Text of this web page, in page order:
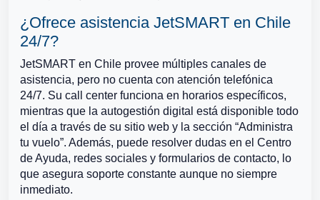
¿Ofrece asistencia JetSMART en Chile
24/7?
JetSMART en Chile provee múltiples canales de
asistencia, pero no cuenta con atención telefónica
24/7. Su call center funciona en horarios específicos,
mientras que la autogestión digital está disponible todo
el día a través de su sitio web y la sección “Administra
tu vuelo”. Además, puede resolver dudas en el Centro
de Ayuda, redes sociales y formularios de contacto, lo
que asegura soporte constante aunque no siempre
inmediato.